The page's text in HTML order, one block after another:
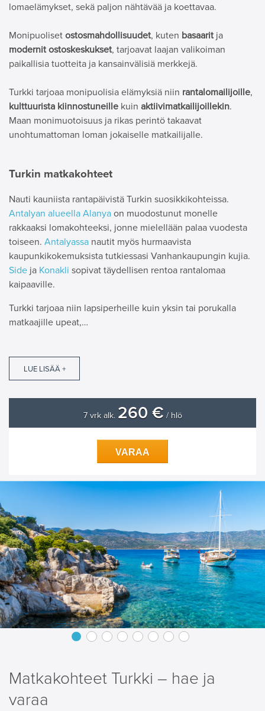
lomaelämykset, sekä paljon nähtävää ja koettavaa.
Monipuoliset ostosmahdollisuudet, kuten basaarit ja
modernit ostoskeskukset, tarjoavat laajan valikoiman
paikallisia tuotteita ja kansainvälisiä merkkejä.
Turkki tarjoaa monipuolisia elämyksiä niin rantalomailijoille,
kulttuurista kiinnostuneille kuin aktiivimatkailijoillekin.
Maan monimuotoisuus ja rikas perintö takaavat
unohtumattoman loman jokaiselle matkailijalle.
Turkin matkakohteet
Nauti kauniista rantapäivistä Turkin suosikkikohteissa.
Antalyan alueella Alanya on muodostunut monelle
rakkaaksi lomakohteeksi, jonne mielellään palaa vuodesta
toiseen. Antalyassa nautit myös hurmaavista
kaupunkikokemuksista tutkiessasi Vanhankaupungin kujia.
Side ja Konakli sopivat täydellisen rentoa rantalomaa
kaipaaville.
Turkki tarjoaa niin lapsiperheille kuin yksin tai porukalla
matkaajille upeat,…
LUE LISÄÄ +
7 vrk alk. 260 € / hlö
VARAA
Matkakohteet Turkki – hae ja
varaa